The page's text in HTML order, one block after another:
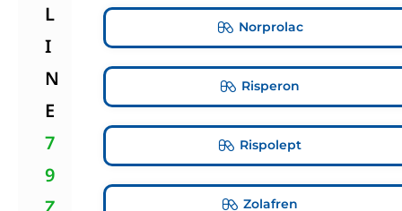
L
I
N
E
7
9
Norprolac
Risperon
Rispolept
Zolafren